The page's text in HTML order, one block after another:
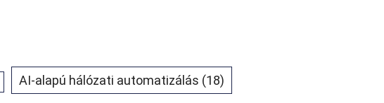
AI-alapú hálózati automatizálás (18)